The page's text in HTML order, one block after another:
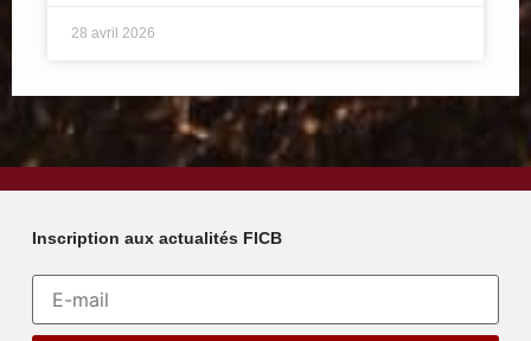
28 avril 2026
Inscription aux actualités FICB